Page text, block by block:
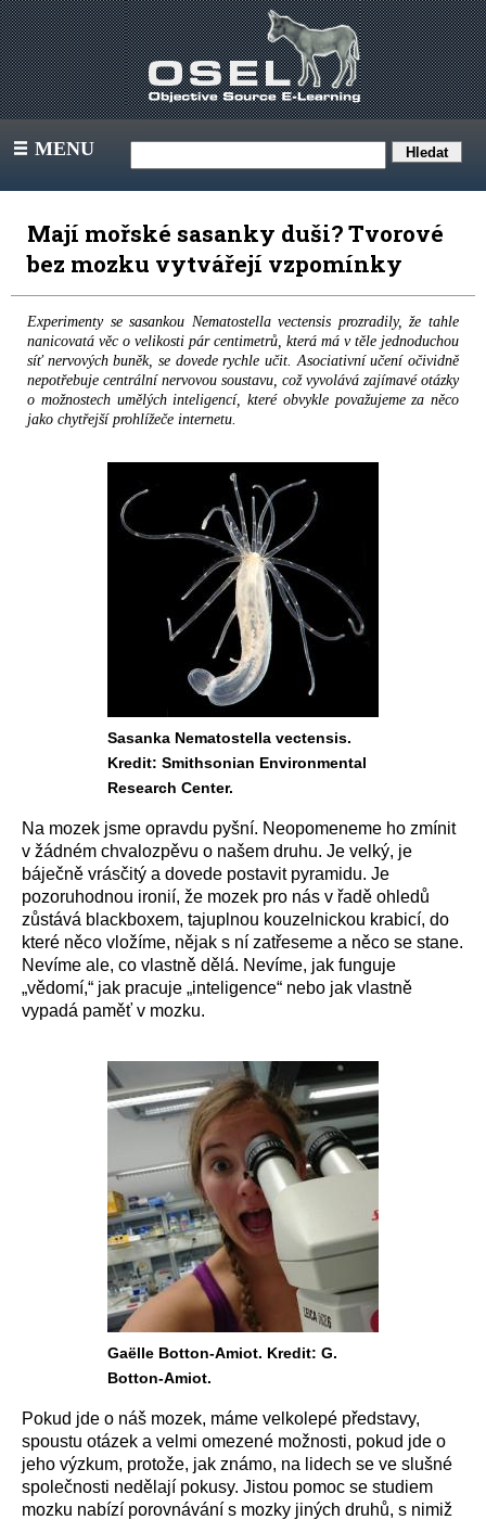
III MENU
Mají mořské sasanky duši? Tvorové
bez mozku vytvářejí vzpomínky
Experimenty se sasankou Nematostella vectensis prozradily, že tahle
nanicovatá věc o velikosti pár centimetrů, která má v těle jednoduchou
síť nervových buněk, se dovede rychle učit. Asociativní učení očividně
nepotřebuje centrální nervovou soustavu, což vyvolává zajímavé otázky
o možnostech umělých inteligencí, které obvykle považujeme za něco
jako chytřejší prohlížeče internetu.
Sasanka Nematostella vectensis.
Kredit: Smithsonian Environmental
Research Center.
Na mozek jsme opravdu pyšní. Neopomeneme ho zmínit
v žádném chvalozpěvu o našem druhu. Je velký, je
báječně vrásčitý a dovede postavit pyramidu. Je
pozoruhodnou ironií, že mozek pro nás v řadě ohledů
zůstává blackboxem, tajuplnou kouzelnickou krabicí, do
které něco vložíme, nějak s ní zatřeseme a něco se stane.
Nevíme ale, co vlastně dělá. Nevíme, jak funguje
„vědomí,“ jak pracuje „inteligence“ nebo jak vlastně
vypadá paměť v mozku.
Gaëlle Botton-Amiot. Kredit: G.
Botton-Amiot.
Pokud jde o náš mozek, máme velkolepé představy,
spoustu otázek a velmi omezené možnosti, pokud jde o
jeho výzkum, protože, jak známo, na lidech se ve slušné
společnosti nedělají pokusy. Jistou pomoc se studiem
mozku nabízí porovnávání s mozky jiných druhů, s nimiž